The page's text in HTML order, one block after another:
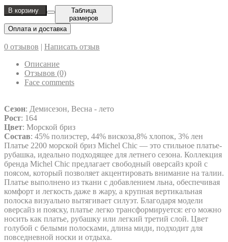
В корзину
Таблица
размеров
Оплата и доставка
0 отзывов | Написать отзыв
Описание
Отзывов (0)
Face comments
Сезон: Демисезон, Весна - лето
Рост: 164
Цвет: Морской бриз
Состав: 45% полиэстер, 44% вискоза,8% хлопок, 3% лен
Платье 2200 морской бриз Michel Chic — это стильное платье-
рубашка, идеально подходящее для летнего сезона. Коллекция
бренда Michel Chic предлагает свободный оверсайз крой с
поясом, который позволяет акцентировать внимание на талии.
Платье выполнено из ткани с добавлением льна, обеспечивая
комфорт и легкость даже в жару, а крупная вертикальная
полоска визуально вытягивает силуэт. Благодаря модели
оверсайз и пояску, платье легко трансформируется: его можно
носить как платье, рубашку или легкий третий слой. Цвет
голубой с белыми полосками, длина миди, подходит для
повседневной носки и отдыха.